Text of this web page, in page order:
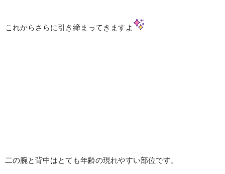
これからさらに引き締まってきますよ
二の腕と背中はとても年齢の現れやすい部位です。